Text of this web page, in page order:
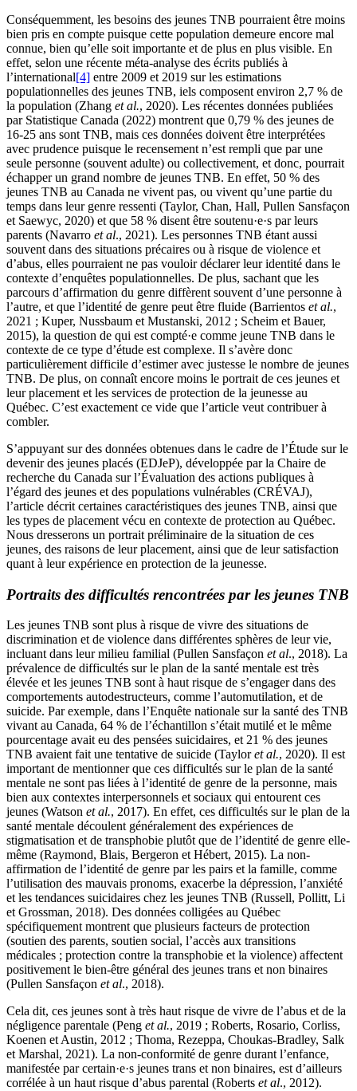
Conséquemment, les besoins des jeunes TNB pourraient être moins
bien pris en compte puisque cette population demeure encore mal
connue, bien qu’elle soit importante et de plus en plus visible. En
effet, selon une récente méta-analyse des écrits publiés à
l’international[4] entre 2009 et 2019 sur les estimations
populationnelles des jeunes TNB, iels composent environ 2,7 % de
la population (Zhang et al., 2020). Les récentes données publiées
par Statistique Canada (2022) montrent que 0,79 % des jeunes de
16-25 ans sont TNB, mais ces données doivent être interprétées
avec prudence puisque le recensement n’est rempli que par une
seule personne (souvent adulte) ou collectivement, et donc, pourrait
échapper un grand nombre de jeunes TNB. En effet, 50 % des
jeunes TNB au Canada ne vivent pas, ou vivent qu’une partie du
temps dans leur genre ressenti (Taylor, Chan, Hall, Pullen Sansfaçon
et Saewyc, 2020) et que 58 % disent être soutenu·e·s par leurs
parents (Navarro et al., 2021). Les personnes TNB étant aussi
souvent dans des situations précaires ou à risque de violence et
d’abus, elles pourraient ne pas vouloir déclarer leur identité dans le
contexte d’enquêtes populationnelles. De plus, sachant que les
parcours d’affirmation du genre diffèrent souvent d’une personne à
l’autre, et que l’identité de genre peut être fluide (Barrientos et al.,
2021 ; Kuper, Nussbaum et Mustanski, 2012 ; Scheim et Bauer,
2015), la question de qui est compté·e comme jeune TNB dans le
contexte de ce type d’étude est complexe. Il s’avère donc
particulièrement difficile d’estimer avec justesse le nombre de jeunes
TNB. De plus, on connaît encore moins le portrait de ces jeunes et
leur placement et les services de protection de la jeunesse au
Québec. C’est exactement ce vide que l’article veut contribuer à
combler.
S’appuyant sur des données obtenues dans le cadre de l’Étude sur le
devenir des jeunes placés (EDJeP), développée par la Chaire de
recherche du Canada sur l’Évaluation des actions publiques à
l’égard des jeunes et des populations vulnérables (CRÉVAJ),
l’article décrit certaines caractéristiques des jeunes TNB, ainsi que
les types de placement vécu en contexte de protection au Québec.
Nous dresserons un portrait préliminaire de la situation de ces
jeunes, des raisons de leur placement, ainsi que de leur satisfaction
quant à leur expérience en protection de la jeunesse.
Portraits des difficultés rencontrées par les jeunes TNB
Les jeunes TNB sont plus à risque de vivre des situations de
discrimination et de violence dans différentes sphères de leur vie,
incluant dans leur milieu familial (Pullen Sansfaçon et al., 2018). La
prévalence de difficultés sur le plan de la santé mentale est très
élevée et les jeunes TNB sont à haut risque de s’engager dans des
comportements autodestructeurs, comme l’automutilation, et de
suicide. Par exemple, dans l’Enquête nationale sur la santé des TNB
vivant au Canada, 64 % de l’échantillon s’était mutilé et le même
pourcentage avait eu des pensées suicidaires, et 21 % des jeunes
TNB avaient fait une tentative de suicide (Tayloret al., 2020). Il est
important de mentionner que ces difficultés sur le plan de la santé
mentale ne sont pas liées à l’identité de genre de la personne, mais
bien aux contextes interpersonnels et sociaux qui entourent ces
jeunes (Watson et al., 2017). En effet, ces difficultés sur le plan de la
santé mentale découlent généralement des expériences de
stigmatisation et de transphobie plutôt que de l’identité de genre elle-
même (Raymond, Blais, Bergeron et Hébert, 2015). La non-
affirmation de l’identité de genre par les pairs et la famille, comme
l’utilisation des mauvais pronoms, exacerbe la dépression, l’anxiété
et les tendances suicidaires chez les jeunes TNB (Russell, Pollitt, Li
et Grossman, 2018). Des données colligées au Québec
spécifiquement montrent que plusieurs facteurs de protection
(soutien des parents, soutien social, l’accès aux transitions
médicales ; protection contre la transphobie et la violence) affectent
positivement le bien-être général des jeunes trans et non binaires
(Pullen Sansfaçon et al., 2018).
Cela dit, ces jeunes sont à très haut risque de vivre de l’abus et de la
négligence parentale (Peng et al., 2019 ; Roberts, Rosario, Corliss,
Koenen et Austin, 2012 ; Thoma, Rezeppa, Choukas-Bradley, Salk
et Marshal, 2021). La non-conformité de genre durant l’enfance,
manifestée par certain·e·s jeunes trans et non binaires, est d’ailleurs
corrélée à un haut risque d’abus parental (Roberts et al., 2012).